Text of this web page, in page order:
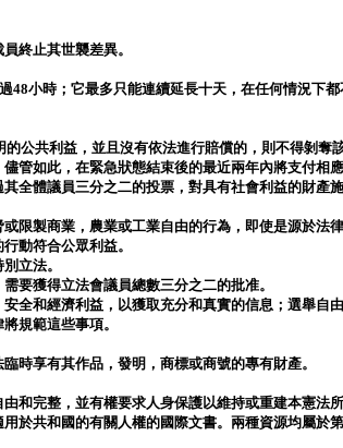
終止其世襲差異。
48小時；它最多只能連續延長十天，在任何情況下
公共利益，並且沒有依法進行賠償的，則不得剝奪
管如此，在緊急狀態結束後的最近兩年內將支付相應
全體議員三分之二的投票，對具有社會利益的財產施
限製商業，農業或工業自由的行為，即使是源於法律
動符合公眾利益。
立法。
要獲得立法會議員總數三分之二的批准。
全和經濟利益，以獲取充分和真實的信息；選舉自
規範這些事項。
時享有其作品，發明，商標或商號的專有財產。
和完整，並有權要求人身保護以維持或重建本憲法
於共和國的有關人權的國際文書。兩種資源均屬於